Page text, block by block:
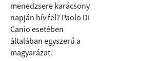
menedzsere karácsony
napján hív fel? Paolo Di
Canio esetében
általában egyszerű a
magyarázat.